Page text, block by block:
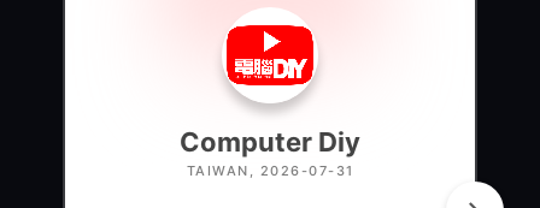
Computer Diy
TAIWAN, 2026-07-31